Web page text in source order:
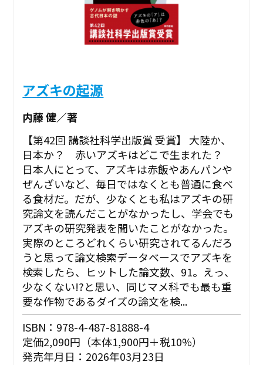
アズキの起源
内藤 健／著
【第42回 講談社科学出版賞 受賞】 大陸か、
日本か？ 赤いアズキはどこで生まれた？
日本人にとって、アズキは赤飯やあんパンや
ぜんざいなど、毎日ではなくとも普通に食べ
る食材だ。だが、少なくとも私はアズキの研
究論文を読んだことがなかったし、学会でも
アズキの研究発表を聞いたことがなかった。
実際のところどれくらい研究されてるんだろ
うと思って論文検索データベースでアズキを
検索したら、ヒットした論文数、91。えっ、
少なくない!?と思い、同じマメ科でも最も重
要な作物であるダイズの論文を検...
ISBN：978-4-487-81888-4
定価2,090円（本体1,900円＋税10%）
発売年月日：2026年03月23日